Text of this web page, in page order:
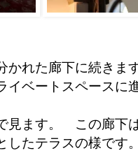
かれた廊下に続き
イベートスペースに
見ます。 この廊下
したテラスの様で